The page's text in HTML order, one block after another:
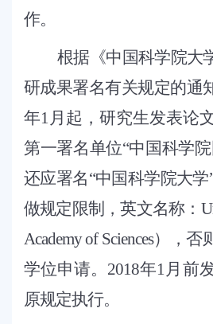
作。
根据《中国科学院大
研成果署名有关规定的通
年1月起，研究生发表论
第一署名单位“中国科学院
还应署名“中国科学院大
做规定限制，英文名称：
Academy of Sciences），
学位申请。2018年1月前
原规定执行。